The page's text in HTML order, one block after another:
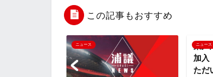
b
o
o
t
e
r
n
a o
この記事もおすすめ
ニュース
柴戸海、東京ヴェルディへ
加入「このような機会をい
ただいたクラブ関係者の皆
ニュース